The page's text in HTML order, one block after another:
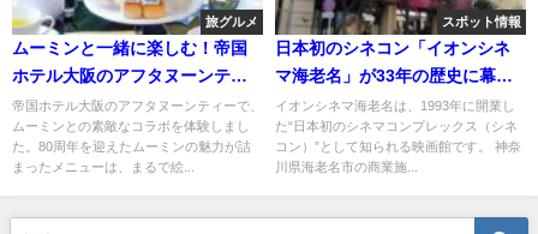
旅グルメ
ムーミンと一緒に楽しむ！帝国
ホテル大阪のアフタヌーンティ
ー
帝国ホテル大阪のアフタヌーンティーで、
ムーミンとの素敵なコラボを体験しまし
た。80周年を迎えたムーミンの魅力が詰
まったメニューは、まるで絵...
スポット情報
日本初のシネコン「イオンシネ
マ海老名」が33年の歴史に幕
閉館へ
イオンシネマ海老名は、1993年に開業し
た“日本初のシネマコンプレックス（シネ
コン）”として知られる映画館です。 神奈
川県海老名市の商業施...